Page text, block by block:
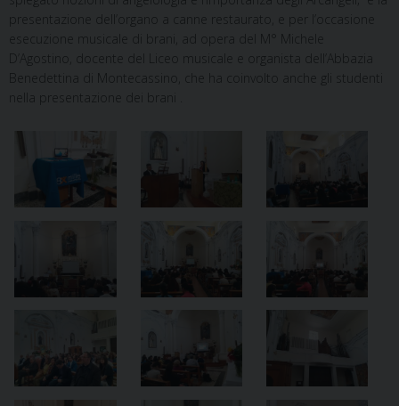
presentazione dell’organo a canne restaurato, e per l’occasione
esecuzione musicale di brani, ad opera del M° Michele
D’Agostino, docente del Liceo musicale e organista dell’Abbazia
Benedettina di Montecassino, che ha coinvolto anche gli studenti
nella presentazione dei brani .